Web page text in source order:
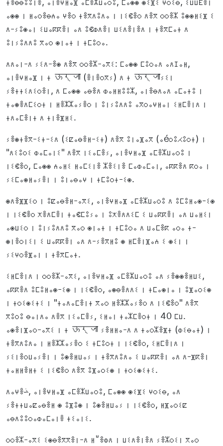
ⴰⵙⵙ ⵏ ⵍⴰⵔⴻⴱⵄⴰ ⵖⴻⵔ ⵜⴻⴳⴷⵓⴷⴰ ⵏ ⵏⵉⵞⴻⵔ ⴷⴻⴳ ⵔⵔⴻⵣ ⵓⵙⵙⵍⵉⴼ ⵉ
ⴷ-ⵢⵓⵙⴰⵏ ⵉⵡⴰⴽⴽⴻⵏ ⴰⴷ ⵓⵞⵀⴷⴻⵏ ⵡⵉⴷⴻⵏⴻⴷ ⵏ ⵜⴻⴳⵎⴰⵜ ⴷ
ⵓⵏⵢⵓⴷⴷⵓ ⴳⴰⵔ ⵙⵏⴰⵜ ⵏ ⵜⵎⵓⵔⴰ.
ⴷⴷⴰⵏ-ⴷ ⵢⵉⴷ-ⴻⵙ ⴷⴻⴳ ⵔⵔⴻⵣ-ⴰⴳⵉ: ⵎⴰⵙⵙ ⵎⵓⵔⴰⴷ ⴰⴷⵊⴰⵍ,
ⴰⵏⴻⵖⵍⴰⴼ ⵏ ⵜ ऊर्जा (ⴻⵏⴻⵔⴳⵢ) ⴷ ⵜ ऊर्जाⵢⵉⵏ
ⵢⴻⵜⵜⵉⴷⵉⵔⴻⵏ, ⴷ ⵎⴰⵙⵙ ⴰⴱⴻⴷ ⵀⴰⵍⵍⵓⵓⵣ, ⴰⵏⴻⴱⴷⴰⴷ ⴰⵎⴰⵜⵓ ⵏ
ⵜⴰⵙⴻⴷⵎⵉⵔⵜ ⵏ ⵍⴻⵣⵣⴰⵢⴻⵔ ⵏ ⵓⵏⵢⵓⴷⴷⵓ ⴰⴳⵔⴰⵖⵍⴰⵏ ⵉⵍⵎⴻⵏⴷ ⵏ
ⵜⴷⴰⵎⴻⵏⵜ ⴷ ⵜⵏⴻⴼⵍⵉ.
ⵢⴻⵙⵜⴻⴳ-ⵉⵜ-ⵉⴷ (ⵉⵇⴰⴱⴻⵍ-ⵉⵜ) ⴷⴻⴳ ⵓⵏⴰⴼⴰⴳ (ⴰéⵔⵓⵃⵓⵔⵜ) ⵏ
"ⴷⵉⵓⵔⵉ ⵀⴰⵎⴰⵏⵉ" ⴷⴻⴳ ⵏⵉⴰⵎⴻⵢ, ⴰⵏⴻⵖⵍⴰⴼ ⴰⵎⴻⵣⵡⴰⵔⵓ ⵏ
ⵏⵉⵞⴻⵔ, ⵎⴰⵙⵙ ⵄⴰⵍⵉ ⵍⴰⵎⵉⵏⴻ ⵣⴻⵉⵏⴻ ⵎⴰⵀⴰⵎⴰⵏ, ⴰⴽⴽⴻⴷ ⴽⵔⴰ ⵏ
ⵢⵉⵎⴰⵙⵍⴰⵢⴻⵏ ⵏ ⵓⵏⴰⴱⴰⵖ ⵏ ⵜⵎⵓⵔⵜ-ⵉⵙ.
ⵙⴷⴻⴼⴼⵉⵔ ⵏ ⵓⵇⴰⴱⴻⵍ-ⴰⴳⵉ, ⴰⵏⴻⵖⵍⴰⴼ ⴰⵎⴻⵣⵡⴰⵔⵓ ⴷ ⵓⵎⵓⵍⴰⵙ-ⵉⵙ
ⵏ ⵏⵉⵞⴻⵔ ⵅⴻⴷⵎⴻⵏ ⵜⴰⵞⵎⵓⵢⴰ ⵏ ⵓⵅⴻⴷⴷⵉⵎ ⵉ ⵡⴰⴽⴽⴻⵏ ⴰⴷ ⵡⴰⵍⵉⵏ
ⴰⵙⵡⵉⵔ ⵏ ⵓⵏⵢⵓⴷⴷⵓ ⴳⴰⵔ ⵙⵏⴰⵜ ⵏ ⵜⵎⵓⵔⴰ ⴷ ⵡⴰⵎⴻⴽ ⴰⵔⴰ ⵜ-
ⵙⵏⴻⵔⵏⵉⵏ ⵉ ⵡⴰⴽⴽⴻⵏ ⴰⴷ ⴷ-ⵢⴻⴳⵍⵓ ⵙ ⵍⵎⴻⵏⴼⴰⵄ ⵉ ⵙⵉⵏ ⵏ
ⵢⵉⵖⵔⴻⴼⴰⵏ ⵏ ⵜⴻⴳⵎⴰⵜ.
ⵉⵍⵎⴻⵏⴷ ⵏ ⵔⵔⴻⵣ-ⴰⴳⵉ, ⴰⵏⴻⵖⵍⴰⴼ ⴰⵎⴻⵣⵡⴰⵔⵓ ⴰⴷ ⵢⴻⵙⵙⴻⵍⵡⵉ,
ⴰⴽⴽⴻⴷ ⵓⵎⵓⵍⴰⵙ-ⵉⵙ ⵏ ⵏⵉⵞⴻⵔ, ⴰⵙⴱⴻⴷⴷⵉ ⵏ ⵜⵎⴰⵙⵏⴰ ⵏ ⵓⴼⴰⵔⵉⵙ
ⵏ ⵜⵔⵉⵙⵉⵜⵉ ⵏ "ⵜⴰⴷⴰⵎⴻⵏⵜ ⴳⴰⵔ ⵍⴻⵣⵣⴰⵢⴻⵔ ⴷ ⵏⵉⵞⴻⵔ" ⴷⴻⴳ
ⴳⵓⵔⵓ ⴱⴰⵏⴷⴰ ⴷⴻⴳ ⵏⵉⴰⵎⴻⵢ, ⵉⵍⴰⵏ ⵜⴰⵣⵎⴻⵔⵜ ⵏ 40 ⵎⵡ.
ⴰⵙⴻⵏⴼⴰⵔ-ⴰⴳⵉ ⵏ ⵜ ऊर्जा ⵢⴻⵍⵍⴰ-ⴷ ⴷ ⵜⴰⵔⵣⴻⴼⵜ (ⵀⵉⴱⴰⵜ) ⵏ
ⵜⴻⴳⴷⵓⴷⴰ ⵏ ⵍⴻⵣⵣⴰⵢⴻⵔ ⵉ ⵜⵎⵓⵔⵜ ⵏ ⵏⵉⵞⴻⵔ, ⵉⵍⵎⴻⵏⴷ ⵏ
ⵢⵉⵏⴻⵔⵡⴰⵢⴻⵏ ⵏ ⵓⵙⴻⵍⵡⴰⵢ ⵏ ⵜⴻⴳⴷⵓⴷⴰ ⵉ ⵡⴰⴽⴽⴻⵏ ⴰⴷ ⴷ-ⴼⴽⴻⵏ
ⵜⴰⵍⵍⴻⵍⵜ ⵉ ⵏⵉⵞⴻⵔ ⴷⴻⴳ ⵓⴼⴰⵔⵉⵙ ⵏ ⵜⵔⵉⵙⵉⵜⵉ.
ⴷⴰⵖⴻﻨ, ⴰⵏⴻⵖⵍⴰⴼ ⴰⵎⴻⵣⵡⴰⵔⵓ, ⵎⴰⵙⵙ ⵙⵉⴼⵉ ⵖⵔⵉⴱ, ⴰⴷ
ⵢⴻⵜⵜⵡⴰⵇⴰⴱⴻⵍ ⵙ ⵓⴼⵓⵙ ⵏ ⵓⵙⴻⵍⵡⴰⵢ ⵏ ⵏⵉⵞⴻⵔ, ⵍⴼⴰⵔⵉⵇ
ⴰⴱⴷⵓⵓⵔⴰⵀⴰⵎⴰⵏⴻ ⵜⵉⴰⵏⵉ.
ⵔⵔⴻⵣ-ⴰⴳⵉ ⵉⵙⴱⴻⴳⴳⴻⵏ-ⴷ ⵍⵯⴻⵀⴷ ⵏ ⵡⵉⴷⴻⵏⴻⴷ ⵢⴻⵣⵔⵉⵏ ⴳⴰⵔ